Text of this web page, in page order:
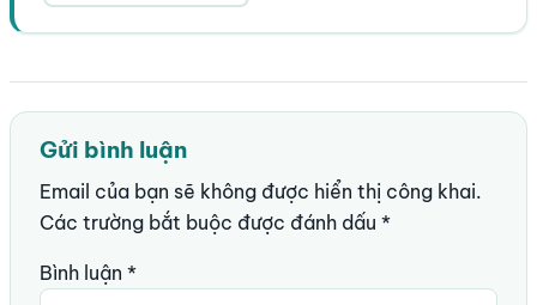
Gửi bình luận
Email của bạn sẽ không được hiển thị công khai.
Các trường bắt buộc được đánh dấu *
Bình luận *